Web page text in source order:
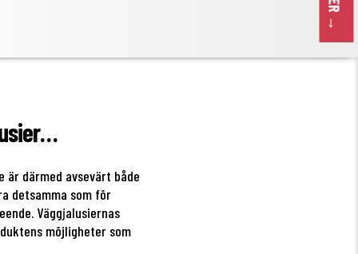
är därmed avsevärt både
detsamma som för
Väggjalusiernas
möjligheter som